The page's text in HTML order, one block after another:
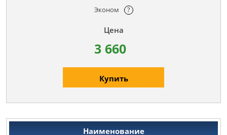
Эконом ?
3 660
Купить